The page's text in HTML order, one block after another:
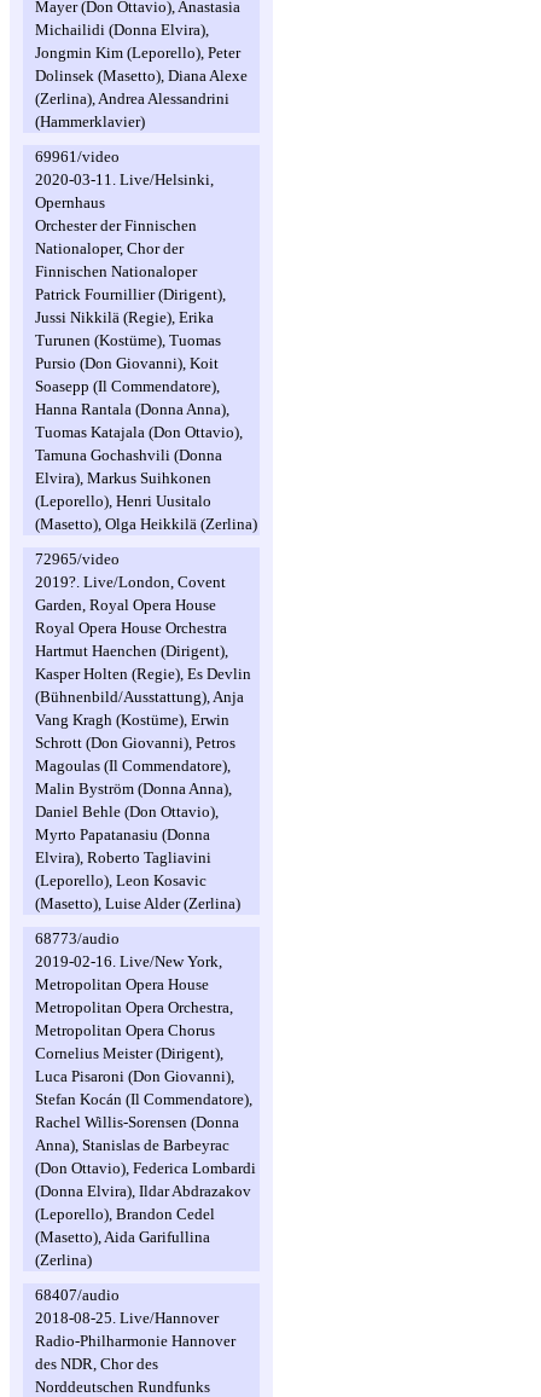
Mayer (Don Ottavio), Anastasia
Michailidi (Donna Elvira),
Jongmin Kim (Leporello), Peter
Dolinsek (Masetto), Diana Alexe
(Zerlina), Andrea Alessandrini
(Hammerklavier)
69961/video
2020-03-11. Live/Helsinki,
Opernhaus
Orchester der Finnischen
Nationaloper, Chor der
Finnischen Nationaloper
Patrick Fournillier (Dirigent),
Jussi Nikkilä (Regie), Erika
Turunen (Kostüme), Tuomas
Pursio (Don Giovanni), Koit
Soasepp (Il Commendatore),
Hanna Rantala (Donna Anna),
Tuomas Katajala (Don Ottavio),
Tamuna Gochashvili (Donna
Elvira), Markus Suihkonen
(Leporello), Henri Uusitalo
(Masetto), Olga Heikkilä (Zerlina)
72965/video
2019?. Live/London, Covent
Garden, Royal Opera House
Royal Opera House Orchestra
Hartmut Haenchen (Dirigent),
Kasper Holten (Regie), Es Devlin
(Bühnenbild/Ausstattung), Anja
Vang Kragh (Kostüme), Erwin
Schrott (Don Giovanni), Petros
Magoulas (Il Commendatore),
Malin Byström (Donna Anna),
Daniel Behle (Don Ottavio),
Myrto Papatanasiu (Donna
Elvira), Roberto Tagliavini
(Leporello), Leon Kosavic
(Masetto), Luise Alder (Zerlina)
68773/audio
2019-02-16. Live/New York,
Metropolitan Opera House
Metropolitan Opera Orchestra,
Metropolitan Opera Chorus
Cornelius Meister (Dirigent),
Luca Pisaroni (Don Giovanni),
Stefan Kocán (Il Commendatore),
Rachel Willis-Sorensen (Donna
Anna), Stanislas de Barbeyrac
(Don Ottavio), Federica Lombardi
(Donna Elvira), Ildar Abdrazakov
(Leporello), Brandon Cedel
(Masetto), Aida Garifullina
(Zerlina)
68407/audio
2018-08-25. Live/Hannover
Radio-Philharmonie Hannover
des NDR, Chor des
Norddeutschen Rundfunks